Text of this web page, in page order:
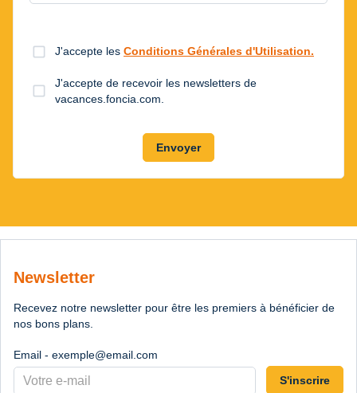
check_box_outline_blank J'accepte les Conditions Générales d'Utilisation.
check_box_outline_blank
J'accepte de recevoir les newsletters de
vacances.foncia.com.
Envoyer
Newsletter
Recevez notre newsletter pour être les premiers à bénéficier de
nos bons plans.
Email - exemple@email.com
S'inscrire